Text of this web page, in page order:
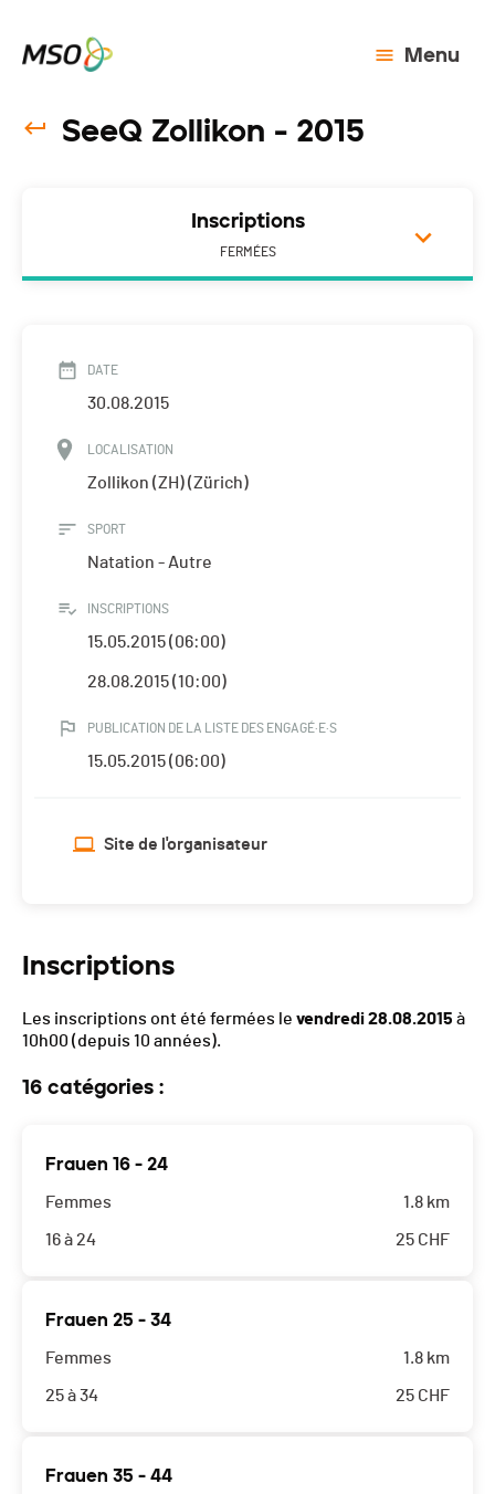
Menu
SeeQ Zollikon - 2015
Inscriptions
FERMÉES
DATE
30.08.2015
LOCALISATION
Zollikon (ZH) (Zürich)
SPORT
Natation - Autre
INSCRIPTIONS
15.05.2015 (06:00)
28.08.2015 (10:00)
PUBLICATION DE LA LISTE DES ENGAGÉ·E·S
15.05.2015 (06:00)
Site de l'organisateur
Inscriptions
Les inscriptions ont été fermées le vendredi 28.08.2015 à
10h00 (depuis 10 années).
16 catégories :
Frauen 16 - 24
Femmes
16 à 24
1.8 km
25 CHF
Frauen 25 - 34
Femmes
25 à 34
1.8 km
25 CHF
Frauen 35 - 44